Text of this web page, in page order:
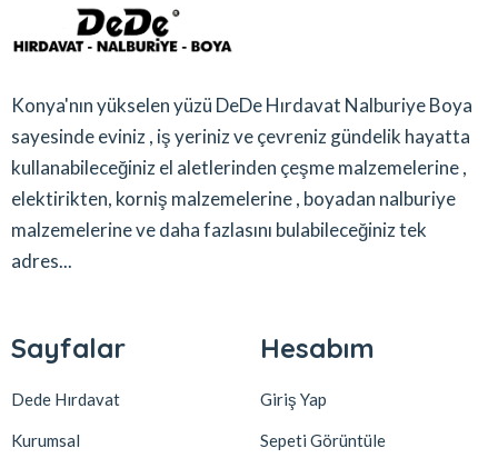
Konya'nın yükselen yüzü DeDe Hırdavat Nalburiye Boya
sayesinde eviniz , iş yeriniz ve çevreniz gündelik hayatta
kullanabileceğiniz el aletlerinden çeşme malzemelerine ,
elektirikten, korniş malzemelerine , boyadan nalburiye
malzemelerine ve daha fazlasını bulabileceğiniz tek
adres...
Sayfalar
Dede Hırdavat
Kurumsal
Hesabım
Giriş Yap
Sepeti Görüntüle